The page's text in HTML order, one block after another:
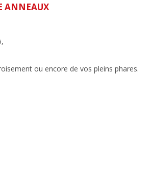
ANNEAUX
ou encore de vos pleins phares.